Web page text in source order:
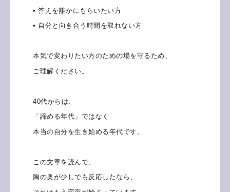
• 答えを誰かにもらいたい方
• 自分と向き合う時間を取れない方
本気で変わりたい方のための場を守るため、
ご理解ください。
40代からは、
「諦める年代」ではなく
本当の自分を生き始める年代です。
この文章を読んで、
胸の奥が少しでも反応したなら、